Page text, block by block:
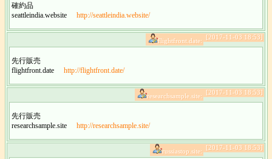
確約品
seattleindia.website
http://seattleindia.website/
[2017-11-03 18:53]
flightfront.date:
先行販売
flightfront.date
http://flightfront.date/
[2017-11-03 18:53]
researchsample.site:
先行販売
researchsample.site
http://researchsample.site/
[2017-11-03 18:53]
russiastop.site: